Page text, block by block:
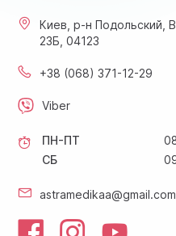
Киев, р-н Подольский,
23Б, 04123
+38 (068) 371-12-29
Viber
ПН-ПТ
СБ
astramedikaa@gmail.com